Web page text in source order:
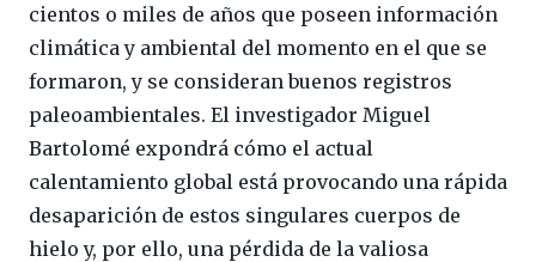
cientos o miles de años que poseen información
climática y ambiental del momento en el que se
formaron, y se consideran buenos registros
paleoambientales. El investigador Miguel
Bartolomé expondrá cómo el actual
calentamiento global está provocando una rápida
desaparición de estos singulares cuerpos de
hielo y, por ello, una pérdida de la valiosa